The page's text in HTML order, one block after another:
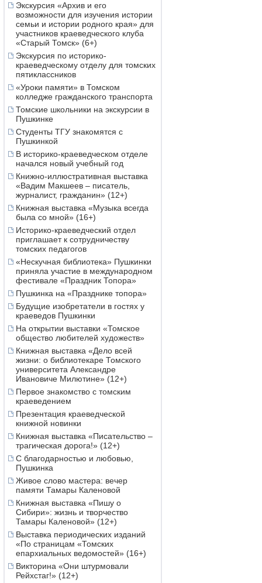
Экскурсия «Архив и его
возможности для изучения истории
семьи и истории родного края» для
участников краеведческого клуба
«Старый Томск» (6+)
Экскурсия по историко-
краеведческому отделу для томских
пятиклассников
«Уроки памяти» в Томском
колледже гражданского транспорта
Томские школьники на экскурсии в
Пушкинке
Студенты ТГУ знакомятся с
Пушкинкой
В историко-краеведческом отделе
начался новый учебный год
Книжно-иллюстративная выставка
«Вадим Макшеев – писатель,
журналист, гражданин» (12+)
Книжная выставка «Музыка всегда
была со мной» (16+)
Историко-краеведческий отдел
приглашает к сотрудничеству
томских педагогов
«Нескучная библиотека» Пушкинки
приняла участие в международном
фестивале «Праздник Топора»
Пушкинка на «Празднике топора»
Будущие изобретатели в гостях у
краеведов Пушкинки
На открытии выставки «Томское
общество любителей художеств»
Книжная выставка «Дело всей
жизни: о библиотекаре Томского
университета Александре
Ивановиче Милютине» (12+)
Первое знакомство с томским
краеведением
Презентация краеведческой
книжной новинки
Книжная выставка «Писательство –
трагическая дорога!» (12+)
С благодарностью и любовью,
Пушкинка
Живое слово мастера: вечер
памяти Тамары Каленовой
Книжная выставка «Пишу о
Сибири»: жизнь и творчество
Тамары Каленовой» (12+)
Выставка периодических изданий
«По страницам «Томских
епархиальных ведомостей» (16+)
Викторина «Они штурмовали
Рейхстаг!» (12+)